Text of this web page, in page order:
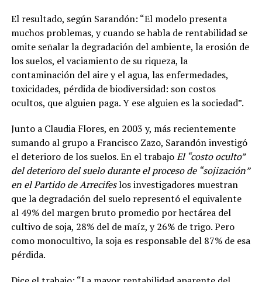
El resultado, según Sarandón: “El modelo presenta
muchos problemas, y cuando se habla de rentabilidad se
omite señalar la degradación del ambiente, la erosión de
los suelos, el vaciamiento de su riqueza, la
contaminación del aire y el agua, las enfermedades,
toxicidades, pérdida de biodiversidad: son costos
ocultos, que alguien paga. Y ese alguien es la sociedad”.
Junto a Claudia Flores, en 2003 y, más recientemente
sumando al grupo a Francisco Zazo, Sarandón investigó
el deterioro de los suelos. En el trabajoEl “costo oculto”
del deterioro del suelo durante el proceso de “sojización”
en el Partido de Arrecifeslos investigadores muestran
quela degradación del suelo representó el equivalente
al 49% del margen bruto promedio por hectárea del
cultivo de soja, 28% del de maíz, y 26% de trigo. Pero
como monocultivo, la soja es responsable del 87% de esa
pérdida.